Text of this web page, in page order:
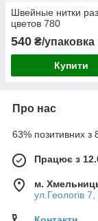
Швейные нитки
цветов 780
540 ₴/упаковка
Купити
Про нас
63% позитивних з 8
Працює з
м.
ул.Геологів